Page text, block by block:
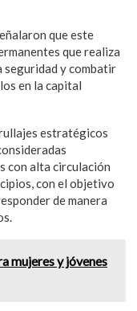
que este
que realiza
y combatir
en la capital
estratégicos
con alta circulación
con el objetivo
de manera
mujeres y jóvenes